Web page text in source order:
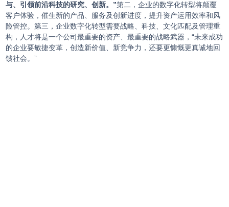
与、引领前沿科技的研究、创新。”第二，企业的数字化转型将颠覆
客户体验，催生新的产品、服务及创新进度，提升资产运用效率和风
险管控。第三，企业数字化转型需要战略、科技、文化匹配及管理重
构，人才将是一个公司最重要的资产、最重要的战略武器，“未来成功
的企业要敏捷变革，创造新价值、新竞争力，还要更慷慨更真诚地回
馈社会。”